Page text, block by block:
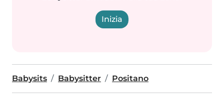
Inizia
Babysits Babysitter Positano